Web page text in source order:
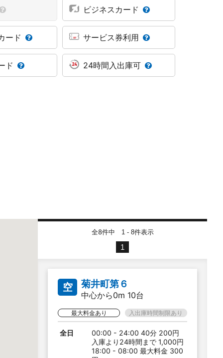
ビジネスカード
ード サービス券利用
ド 24時間入出庫可
全8件中 1 - 8件表示
1
空 菊井町第６
中心から0m 10台
最大料金あり 入出庫時間制限あり
全日
00:00 - 24:00 40分 200円
入庫より24時間まで 1,000円
18:00 - 08:00 最大料金 300